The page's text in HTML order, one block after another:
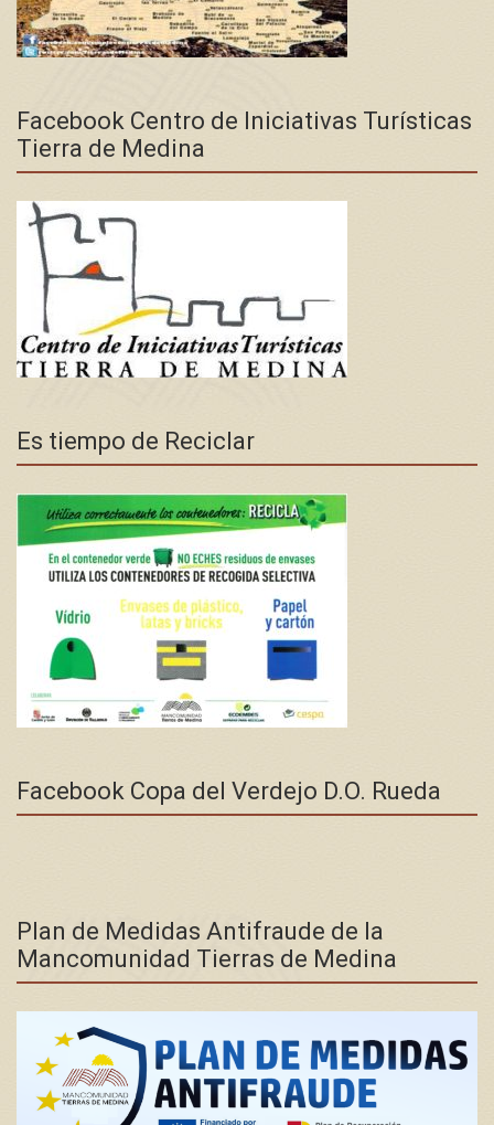
Facebook Centro de Iniciativas Turísticas
Tierra de Medina
Es tiempo de Reciclar
Facebook Copa del Verdejo D.O. Rueda
Plan de Medidas Antifraude de la
Mancomunidad Tierras de Medina